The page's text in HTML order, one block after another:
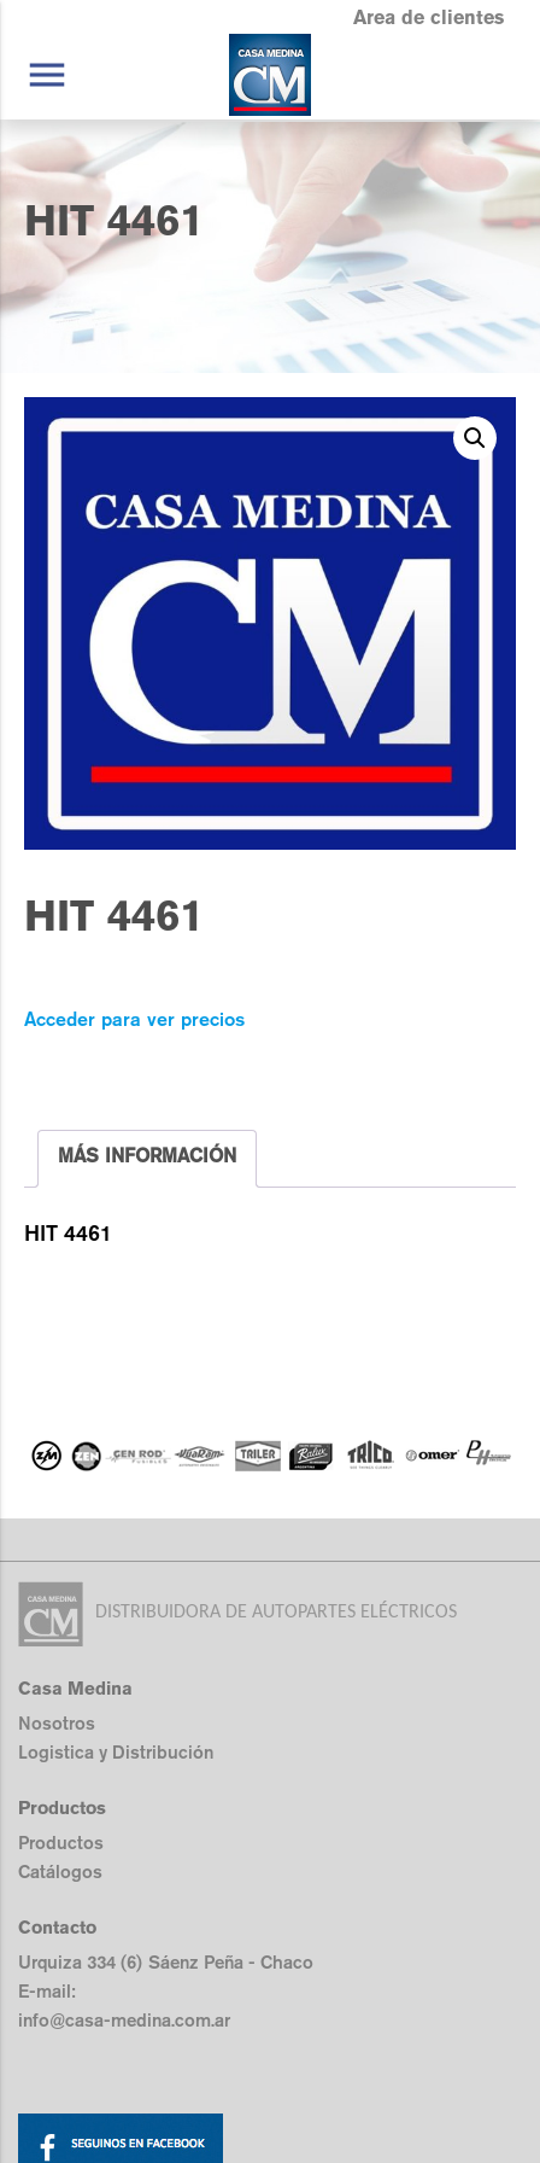
Area de clientes
menu
HIT 4461
HIT 4461
Acceder para ver precios
MÁS INFORMACIÓN
HIT 4461
DISTRIBUIDORA DE AUTOPARTES ELÉCTRICOS
Casa Medina
Nosotros
Logistica y Distribución
Productos
Productos
Catálogos
Contacto
Urquiza 334 (6) Sáenz Peña - Chaco
E-mail:
info@casa-medina.com.ar